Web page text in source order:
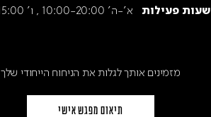
שעות פעילות א׳-ה׳ 10:00-20:00 , ו' 9:30-15:00
מזמינים אותך לגלות את הניחוח הייחודי שלך
תיאום מפגש אישי